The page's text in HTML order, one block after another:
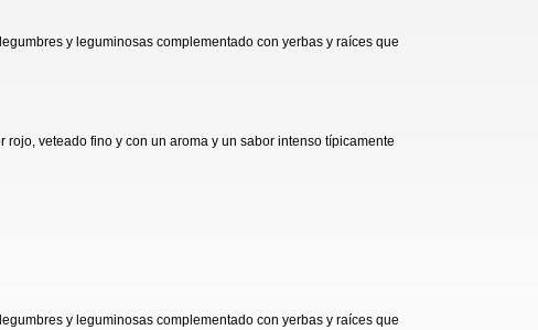
y leguminosas complementado con yerbas y raíces que
veteado fino y con un aroma y un sabor intenso típicamente
y leguminosas complementado con yerbas y raíces que